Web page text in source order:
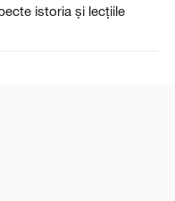
istoria și lecțiile